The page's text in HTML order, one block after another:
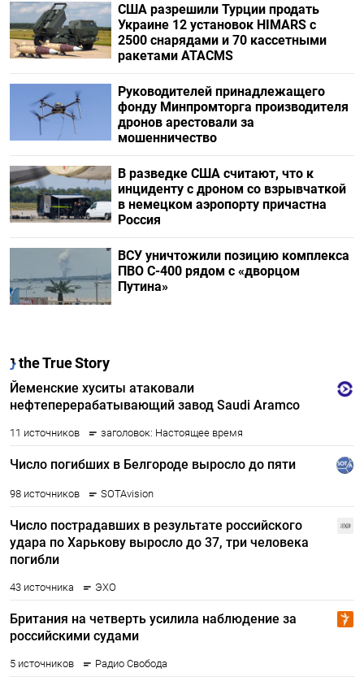
США разрешили Турции продать
Украине 12 установок HIMARS с
2500 снарядами и 70 кассетными
ракетами ATACMS
Руководителей принадлежащего
фонду Минпромторга производителя
дронов арестовали за
мошенничество
В разведке США считают, что к
инциденту с дроном со взрывчаткой
в немецком аэропорту причастна
Россия
ВСУ уничтожили позицию комплекса
ПВО С-400 рядом с «дворцом
Путина»